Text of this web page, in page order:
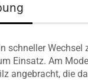
schneller
Einsatz. Am
angebracht, die